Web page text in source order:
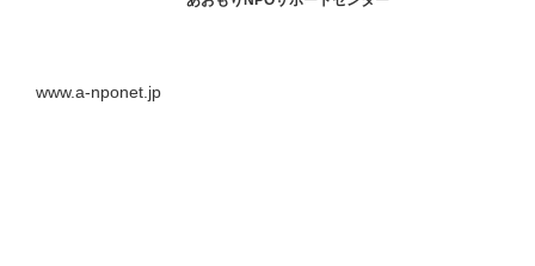
www.a-nponet.jp